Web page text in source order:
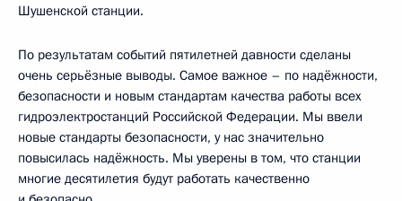
Шушенской станции.
По результатам событий пятилетней давности сделаны
очень серьёзные выводы. Самое важное – по надёжности,
безопасности и новым стандартам качества работы всех
гидроэлектростанций Российской Федерации. Мы ввели
новые стандарты безопасности, у нас значительно
повысилась надёжность. Мы уверены в том, что станции
многие десятилетия будут работать качественно